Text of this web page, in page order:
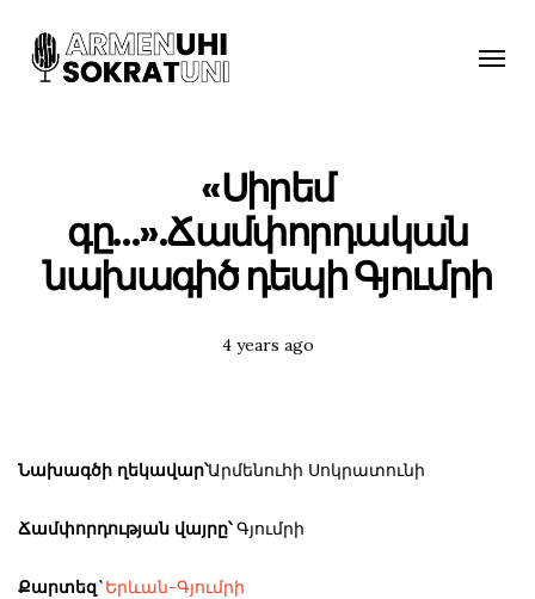
Toggle
«Սիրեմ
գը…».Ճամփորդական
նախագիծ դեպի Գյումրի
Posted
4 years ago
Նախագծի ղեկավար՝Արմենուհի Սոկրատունի
Ճամփորդության վայրը՝Գյումրի
Քարտեզ`Երևան-Գյումրի